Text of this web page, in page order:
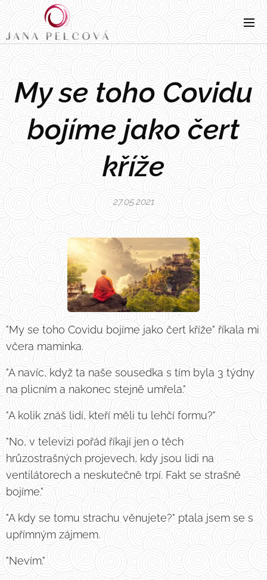
My se toho Covidu
bojíme jako čert
kříže
27.05.2021
"My se toho Covidu bojíme jako čert kříže" říkala mi
včera maminka.
"A navíc, když ta naše sousedka s tím byla 3 týdny
na plicním a nakonec stejně umřela."
"A kolik znáš lidí, kteří měli tu lehčí formu?"
"No, v televizi pořád říkají jen o těch
hrůzostrašných projevech, kdy jsou lidi na
ventilátorech a neskutečně trpí. Fakt se strašně
bojíme."
"A kdy se tomu strachu věnujete?" ptala jsem se s
upřímným zájmem.
"Nevím."